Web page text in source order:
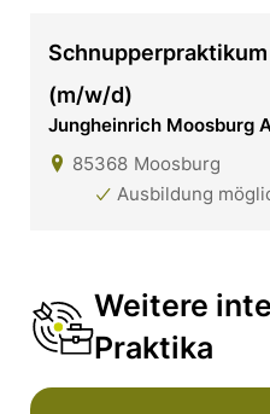
(m/w/d)
Jungheinrich Moosburg
85368 Moosburg
Ausbildung
Weitere
Praktika